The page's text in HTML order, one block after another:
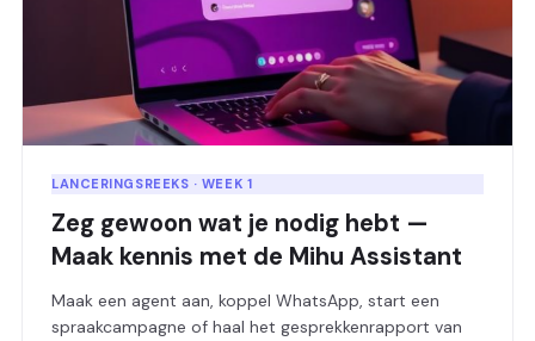
LANCERINGSREEKS · WEEK 1
Zeg gewoon wat je nodig hebt —
Maak kennis met de Mihu Assistant
Maak een agent aan, koppel WhatsApp, start een
spraakcampagne of haal het gesprekkenrapport van